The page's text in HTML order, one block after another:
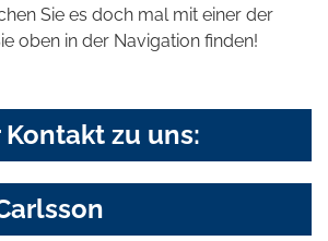
Sie es doch mal mit einer der
oben in der Navigation finden!
Kontakt zu uns: